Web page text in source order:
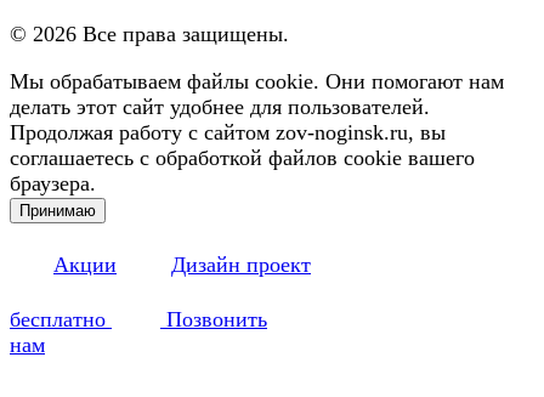
© 2026 Все права защищены.
Мы обрабатываем файлы cookie. Они помогают нам
делать этот сайт удобнее для пользователей.
Продолжая работу с сайтом zov-noginsk.ru, вы
соглашаетесь с обработкой файлов cookie вашего
браузера.
Принимаю
Акции Дизайн проект
бесплатно
Позвонить
нам